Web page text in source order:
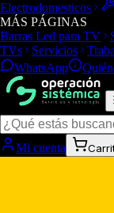
Electrodomesticos
MÁS PÁGINAS
Barras Led para TV
TVs
Servicios
WhatsApp
Mi cuenta